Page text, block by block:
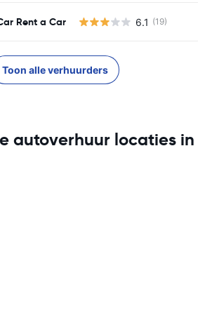
Rent a Car 6.1 (19)
Toon alle verhuurders
autoverhuur locaties in